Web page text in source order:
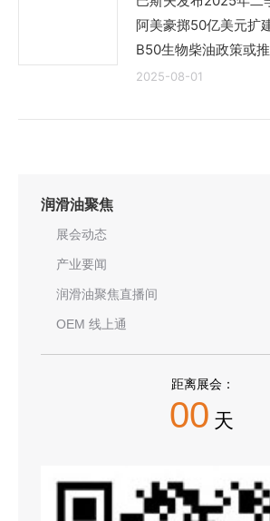
阿美豪掷50亿美元扩
B50生物柴油政策或
2025-08-01
润滑油聚焦
展会动态
产业要闻
润滑油聚焦直播间
OEM 线上通
距离展会：
00 天